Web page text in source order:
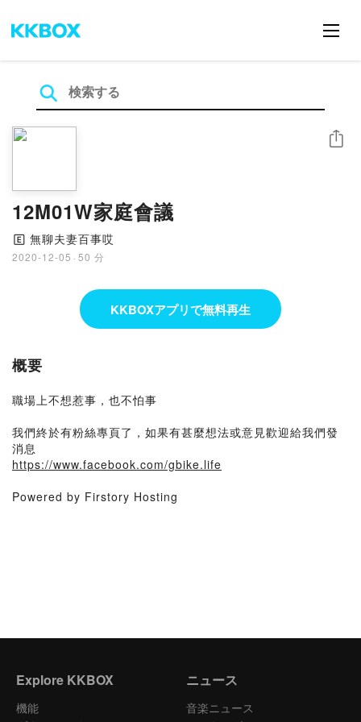
12M01W家庭會議
🄴 無聊夫妻百事哎
2020-12-05 · 50 分
シェア
KKBOXアプリで無料再生
概要
職場上不想惹事，也不怕事
我們終於有粉絲專頁了，如果有甚麼想法或意見歡迎給我們發
消息
https://www.facebook.com/gbike.life
Powered by Firstory Hosting
Explore KKBOX
機能
ニュース
音楽ニュース